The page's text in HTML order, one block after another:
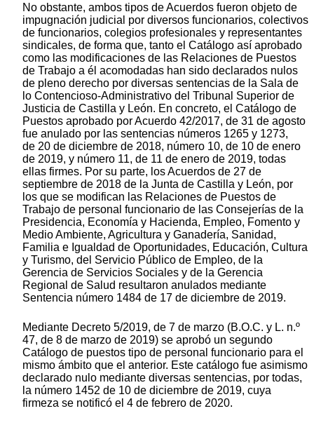
No obstante, ambos tipos de Acuerdos fueron objeto de
impugnación judicial por diversos funcionarios, colectivos
de funcionarios, colegios profesionales y representantes
sindicales, de forma que, tanto el Catálogo así aprobado
como las modificaciones de las Relaciones de Puestos
de Trabajo a él acomodadas han sido declarados nulos
de pleno derecho por diversas sentencias de la Sala de
lo Contencioso-Administrativo del Tribunal Superior de
Justicia de Castilla y León. En concreto, el Catálogo de
Puestos aprobado por Acuerdo 42/2017, de 31 de agosto
fue anulado por las sentencias números 1265 y 1273,
de 20 de diciembre de 2018, número 10, de 10 de enero
de 2019, y número 11, de 11 de enero de 2019, todas
ellas firmes. Por su parte, los Acuerdos de 27 de
septiembre de 2018 de la Junta de Castilla y León, por
los que se modifican las Relaciones de Puestos de
Trabajo de personal funcionario de las Consejerías de la
Presidencia, Economía y Hacienda, Empleo, Fomento y
Medio Ambiente, Agricultura y Ganadería, Sanidad,
Familia e Igualdad de Oportunidades, Educación, Cultura
y Turismo, del Servicio Público de Empleo, de la
Gerencia de Servicios Sociales y de la Gerencia
Regional de Salud resultaron anulados mediante
Sentencia número 1484 de 17 de diciembre de 2019.
Mediante Decreto 5/2019, de 7 de marzo (B.O.C. y L. n.º
47, de 8 de marzo de 2019) se aprobó un segundo
Catálogo de puestos tipo de personal funcionario para el
mismo ámbito que el anterior. Este catálogo fue asimismo
declarado nulo mediante diversas sentencias, por todas,
la número 1452 de 10 de diciembre de 2019, cuya
firmeza se notificó el 4 de febrero de 2020.